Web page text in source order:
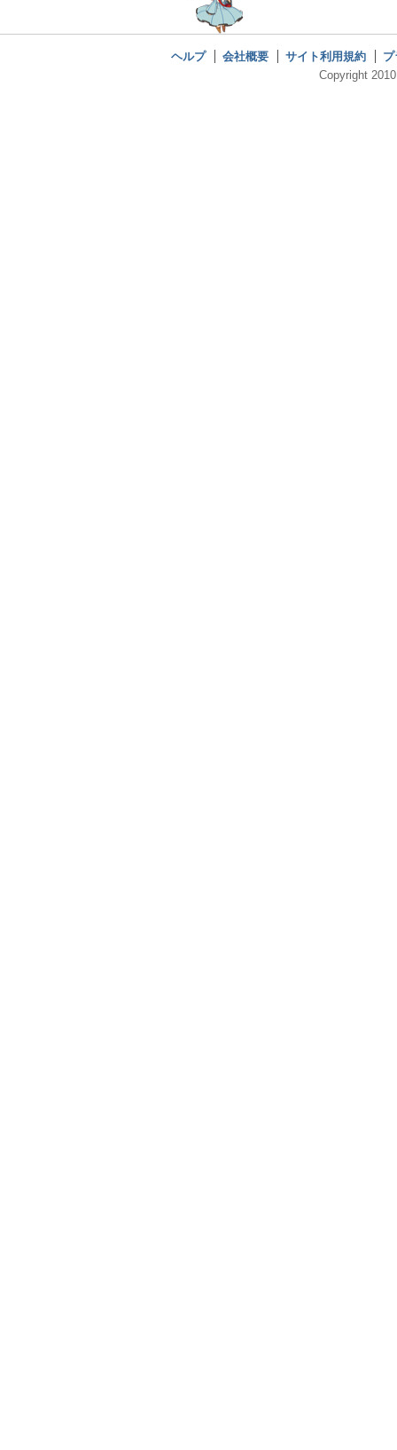
ヘルプ 会社概要 サイト利用規約
Copyright